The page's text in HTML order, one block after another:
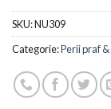
SKU:NU309
Categorie:Perii praf